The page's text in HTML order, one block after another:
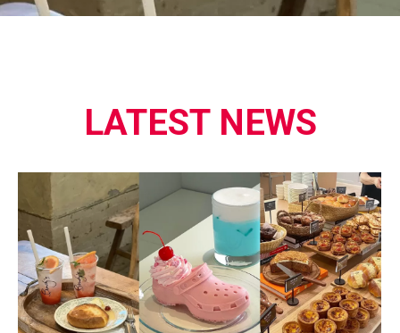
LATEST NEWS